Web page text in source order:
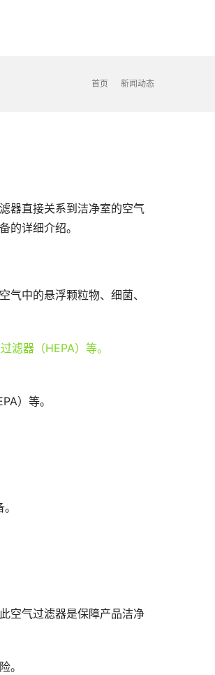
首页 新闻动态
器直接关系到洁净室的空气
的详细介绍。
中的悬浮颗粒物、细菌、
）等。
空气过滤器是保障产品洁净
。